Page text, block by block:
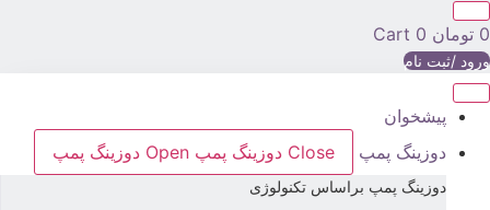
0 تومان 0
Cart
ورود /ثبت نام
پیشخوان
دوزینگ پمپ
Close دوزینگ پمپ Open دوزینگ پمپ
دوزینگ پمپ براساس تکنولوژی